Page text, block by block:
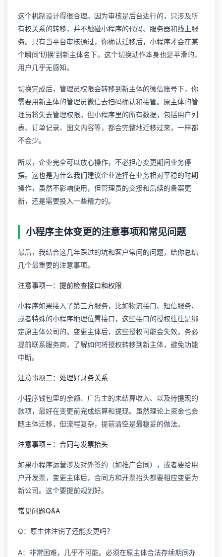
这个机制设计得很合理。因为审核是后台进行的，只涉及所
有权关系的转移，并不触碰小程序的代码、服务器和线上服
务。只有当平台审核通过，你确认迁移后，小程序才会在某
个瞬间‘切换’到新主体名下。这个切换动作本身也是平滑的，
用户几乎无感知。
切换完成后，管理员权限会转移到新主体的微信账号下，你
需要用新主体的管理员微信去扫码确认和接管。原主体的管
理员将失去管理权限。但小程序里的所有数据，包括用户列
表、订单记录、图文内容等，都会完整地迁移过来，一样都
不会少。
所以，企业完全可以放心操作，不必担心变更期间业务停
摆。这也是为什么我们建议企业选择在业务相对平稳的时期
操作，虽然不影响使用，但管理员的交接和后续的备案更
新，还是需要投入一些精力的。
小程序主体变更的注意事项和常见问题
最后，我结合这几年踩过的坑和客户常问的问题，给你总结
几个最重要的注意事项。
注意事项一：提前检查接口和权限
小程序如果接入了第三方服务，比如物流接口、短信服务、
或者特殊的小程序地理位置接口，这些接口的授权往往是绑
定原主体公司的。变更主体后，这些授权可能会失效。务必
提前联系服务商，了解如何将授权转移到新主体，避免功能
中断。
注意事项二：处理好财务关系
小程序钱包里的余额、广告主的未结算收入、以及待提现的
款项，最好在变更前完成结算和提现。虽然理论上资金也会
随主体迁移，但流程复杂，提前清空是最稳妥的做法。
注意事项三：合同与发票抬头
如果小程序运营涉及对外签约（如推广合同），或者要给用
户开发票，变更主体后，合同方和开票抬头都要相应变更为
新公司。这个要提前规划好。
常见问题Q&A
Q：原主体注销了还能变更吗？
A：非常困难，几乎不可能。必须在原主体合法存续期间办